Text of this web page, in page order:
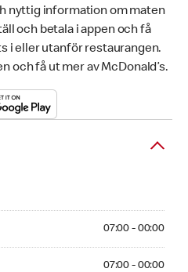
nyttig information om maten
och betala i appen och få
i eller utanför restaurangen.
och få ut mer av McDonald’s.
07:00 - 00:00
07:00 - 00:00